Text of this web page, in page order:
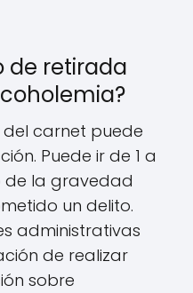
de retirada
carnet puede
Puede ir de 1 a
de la gravedad
un delito.
administrativas
de realizar
sobre